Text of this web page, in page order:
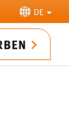
DE